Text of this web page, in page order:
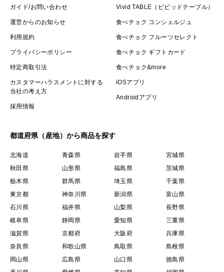
③卵って生臭くてちょっと・・という方
④サラダやお料理に生卵or半熟玉子をよく使う方
日の当たらない風通しの良い場所に保管ください。
冷蔵庫で保管する必要はありません。
※夏の期間につきましても常温で郵送しております。
触れてしまい、気温の差で卵に霜がついてしまいます。
霜がついてしまうと卵の呼吸ができなくなり鮮度に影響
せるための方法としてやっております。
常温便で届いた後に冷蔵庫に保管いただければ幸いで
す。
ガイド/お問い合わせ
運営からのお知らせ
利用規約
プライバシーポリシー
特定商取引法
カスタマーハラスメントに対する
当社の考え方
採用情報
Vivid TABLE（ビビッドテーブル）
食べチョク コンシェルジュ
食べチョク フルーツセレクト
食べチョク ギフトカード
食べチョク&more
iOSアプリ
Androidアプリ
都道府県（産地）から商品を探す
北海道 青森県 岩手県
宮城県
秋田県
山形県 福島県
茨城県
栃木県
群馬県 埼玉県
千葉県
東京都
神奈川県 新潟県
富山県
石川県
福井県 山梨県
長野県
岐阜県
静岡県 愛知県
三重県
滋賀県
京都府 大阪府
兵庫県
奈良県
和歌山県 鳥取県
島根県
岡山県
広島県 山口県
徳島県